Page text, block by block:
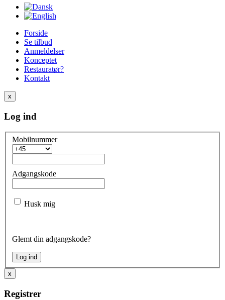
Forside
Se tilbud
Anmeldelser
Konceptet
Restauratør?
Kontakt
x
Log ind
Mobilnummer
Adgangskode
Husk mig
Glemt din adgangskode?
x
Registrer